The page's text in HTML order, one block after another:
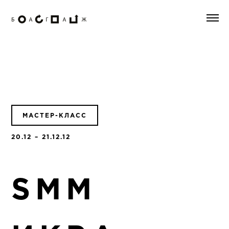
МАСТЕР-КЛАСС
20.12 – 21.12.12
SMM